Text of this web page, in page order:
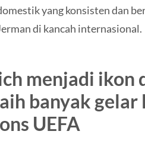
yang konsisten dan
di kancah internasional.
menjadi ikon
banyak gelar
UEFA